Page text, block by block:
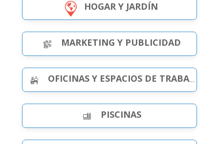
HOGAR Y JARDÍN
MARKETING Y PUBLICIDAD
OFICINAS Y ESPACIOS DE TRABAJO
PISCINAS